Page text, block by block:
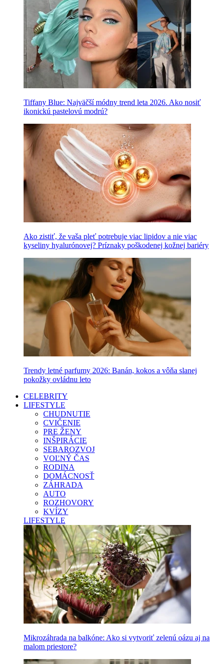
Tiffany Blue: Najväčší módny trend leta 2026. Ako nosiť
ikonickú pastelovú modrú?
Ako zistiť, že vaša pleť potrebuje viac lipidov a nie viac
kyseliny hyalurónovej? Príznaky poškodenej kožnej bariéry
Trendy letné parfumy 2026: Banán, kokos a vôňa slanej
pokožky ovládnu leto
CELEBRITY
LIFESTYLE
CHUDNUTIE
CVIČENIE
PRE ŽENY
INŠPIRÁCIE
SEBAROZVOJ
VOĽNÝ ČAS
RODINA
DOMÁCNOSŤ
ZÁHRADA
AUTO
ROZHOVORY
KVÍZY
LIFESTYLE
Mikrozáhrada na balkóne: Ako si vytvoriť zelenú oázu aj na
malom priestore?